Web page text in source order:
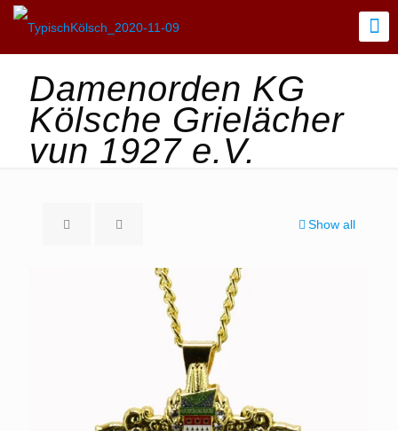
Damenorden KG
Kölsche Grielächer
vun 1927 e.V.
Show all